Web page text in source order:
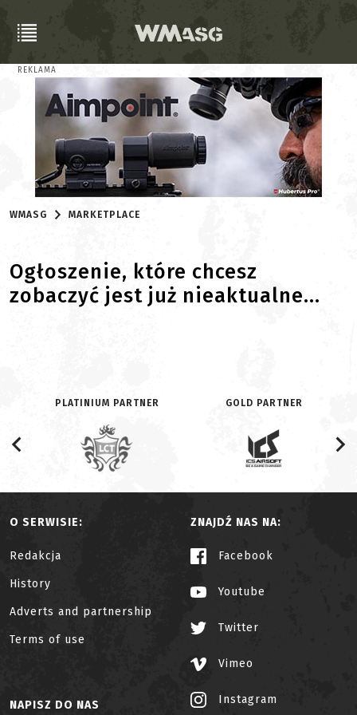
REKLAMA
WMASG MARKETPLACE
Ogłoszenie, które chcesz
zobaczyć jest już nieaktualne...
PLATINIUM PARTNER GOLD PARTNER
O SERWISIE:
Redakcja
History
Adverts and partnership
Terms of use
ZNAJDŹ NAS NA:
Facebook
Youtube
Twitter
Vimeo
Instagram
NAPISZ DO NAS